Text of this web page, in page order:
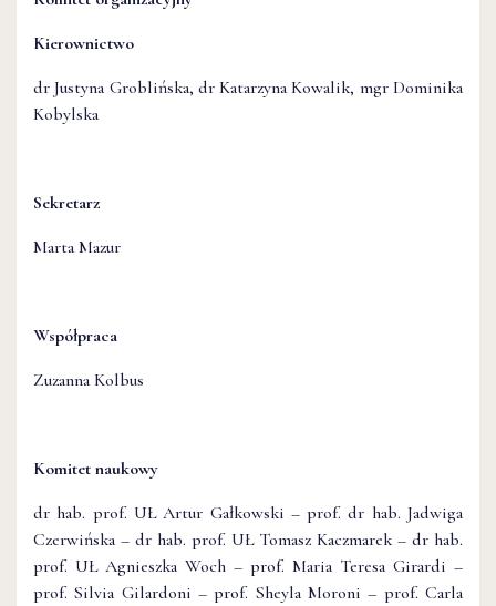
Kierownictwo
dr Justyna Groblińska, dr Katarzyna Kowalik, mgr Dominika
Kobylska
Sekretarz
Marta Mazur
Współpraca
Zuzanna Kolbus
Komitet naukowy
dr hab. prof. UŁ Artur Gałkowski – prof. dr hab. Jadwiga
Czerwińska – dr hab. prof. UŁ Tomasz Kaczmarek – dr hab.
prof. UŁ Agnieszka Woch – prof. Maria Teresa Girardi –
prof. Silvia Gilardoni – prof. Sheyla Moroni – prof. Carla